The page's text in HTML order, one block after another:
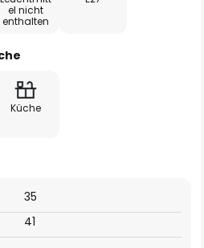
el nicht
enthalten
Küche
35
41